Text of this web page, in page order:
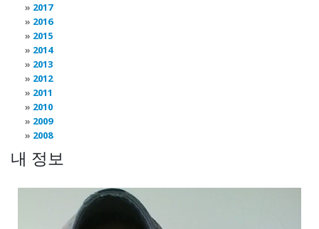
2017
2016
2015
2014
2013
2012
2011
2010
2009
2008
내 정보